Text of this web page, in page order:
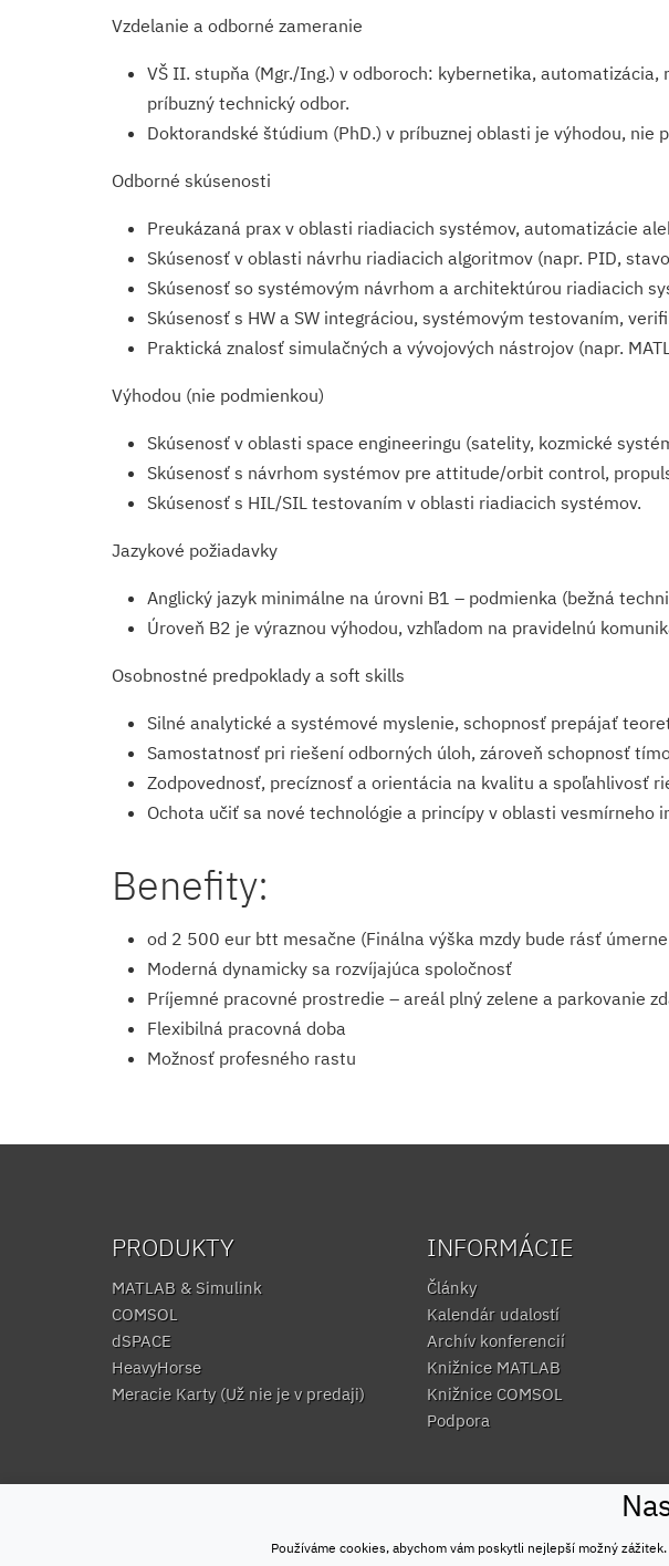
Vzdelanie a odborné zameranie
VŠ II. stupňa (Mgr./Ing.) v odboroch: kybernetika,
príbuzný technický odbor.
Doktorandské štúdium (PhD.) v príbuznej oblasti je výhodou, nie
Odborné skúsenosti
Preukázaná prax v oblasti riadiacich systémov, automatizácie
Skúsenosť v oblasti návrhu riadiacich algoritmov (napr. PID,
Skúsenosť so systémovým návrhom a architektúrou riadiacich
Skúsenosť s HW a SW integráciou, systémovým testovaním,
Praktická znalosť simulačných a vývojových nástrojov (napr.
Výhodou (nie podmienkou)
Skúsenosť v oblasti space engineeringu (satelity, kozmické
Skúsenosť s návrhom systémov pre attitude/orbit control,
Skúsenosť s HIL/SIL testovaním v oblasti riadiacich systémov.
Jazykové požiadavky
Anglický jazyk minimálne na úrovni B1 – podmienka (bežná
Úroveň B2 je výraznou výhodou, vzhľadom na pravidelnú
Osobnostné predpoklady a soft skills
Silné analytické a systémové myslenie, schopnosť prepájať
Samostatnosť pri riešení odborných úloh, zároveň schopnosť
Zodpovednosť, precíznosť a orientácia na kvalitu a spoľahlivosť
Ochota učiť sa nové technológie a princípy v oblasti vesmírneho
Benefity:
od 2 500 eur btt mesačne (Finálna výška mzdy bude rásť
Moderná dynamicky sa rozvíjajúca spoločnosť
Príjemné pracovné prostredie – areál plný zelene a parkovanie
Flexibilná pracovná doba
Možnosť profesného rastu
Používáme cookies, abychom vám poskytli nejlepší možný
PRODUKTY
MATLAB & Simulink
COMSOL
dSPACE
HeavyHorse
Meracie Karty (Už nie je v predaji)
INFORMÁCIE
Články
Kalendár udalostí
Archív konferencií
Knižnice MATLAB
Knižnice COMSOL
Podpora